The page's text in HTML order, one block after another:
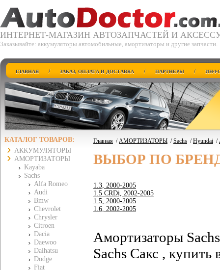
ИНТЕРНЕТ-МАГАЗИН АВТОЗАПЧАСТЕЙ И
Заказывайте: аккумуляторы автомобильные, амортизаторы и другие запчасти.
ГЛАВНАЯ / ЗАКАЗ, ОПЛАТА И ДОСТАВКА / ПАРТНЕРЫ /
КАТАЛОГ ТОВАРОВ:
АККУМУЛЯТОРЫ
АМОРТИЗАТОРЫ
Kayaba
Sachs
Alfa Romeo
Audi
Bmw
Chevrolet
Chrysler
Citroen
Dacia
Daewoo
Daihatsu
Dodge
Fiat
Главная /АМОРТИЗАТОРЫ /Sachs /Hyundai /
ВЫБОР ПО
1.3, 2000-2005
1.5 CRDi, 2002-2005
1.5, 2000-2005
1.6, 2002-2005
Амортизаторы
Sachs Сакс , купить